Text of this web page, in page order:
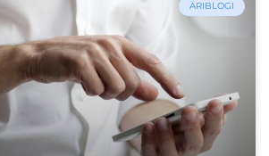
ÄRIBLOGI